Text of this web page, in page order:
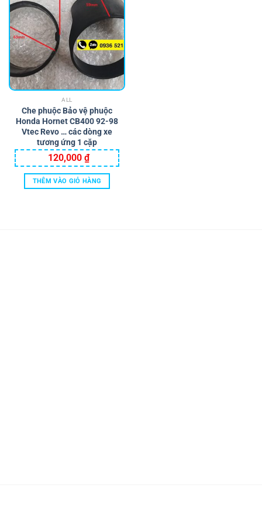
ALL
Che phuộc Bảo vệ phuộc
Honda Hornet CB400 92-98
Vtec Revo … các dòng xe
tương ứng 1 cặp
120,000 ₫
THÊM VÀO GIỎ HÀNG